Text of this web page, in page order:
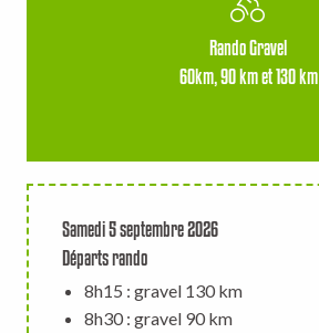
Rando Gravel
60km, 90 km et 130 km
Samedi 5 septembre 2026
Départs rando
8h15 : gravel 130 km
8h30 : gravel 90 km